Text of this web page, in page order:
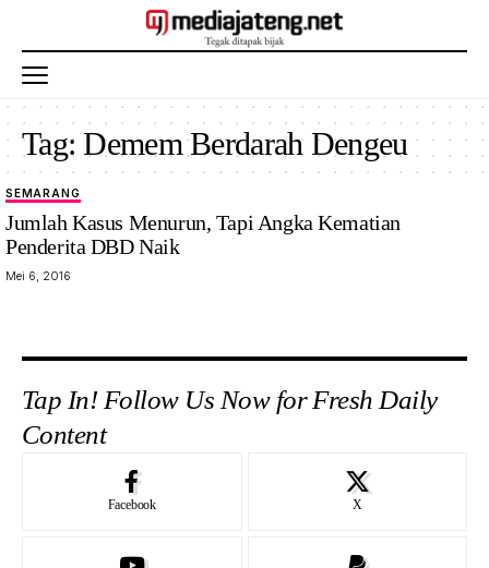
Tag:Demem Berdarah Dengeu
SEMARANG
Jumlah Kasus Menurun, Tapi Angka Kematian
Penderita DBD Naik
Mei 6, 2016
Tap In! Follow Us Now for Fresh Daily
Content
Facebook X